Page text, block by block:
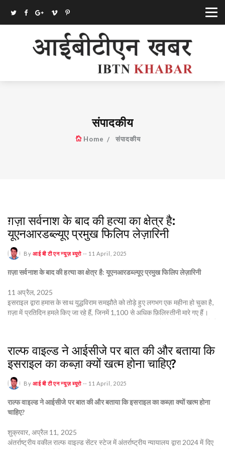
संपादकीय
Home संपादकीय
ग़ज़ा सर्वनाश के बाद की हत्या का क्षेत्र है:
यूएनआरडब्ल्यूए प्रमुख फिलिप लेज़ारिनी
Byआई बी टी एन न्यूज़ ब्यूरो -- 11 April, 2025
ग़ज़ा सर्वनाश के बाद की हत्या का क्षेत्र है: यूएनआरडब्ल्यूए प्रमुख फिलिप लेज़ारिनी
11 अप्रैल, 2025
इसराइल द्वारा हमास के साथ युद्धविराम समझौते को तोड़े हुए लगभग एक महीना हो चुका है,
ग़ज़ा में प्रतिदिन हमले किए जा रहे हैं, जिनमें 1,100 से अधिक फ़िलिस्तीनी मारे गए हैं।
मानवीय कार्यकर्ताओं को भी सीधे निशाना बनाया गया है। 7 अक्टूबर, 2023 से, 400 से
अधिक सहायता कार्यकर्ता मारे गए हैं - उनमें से लगभग 300 संयुक्त राष्ट्र की फ़िलिस्तीनी
राहत एजेंसी, यूएनआरडब्ल्यूए के कर्मचारी थे।
आवश्यक है? और ग़ज़ा में ज़मीनी स्थिति क्या है?
बात करते हैं।
राल्फ वाइल्ड ने आईसीजे पर बात की और बताया कि
इसराइल का कब्ज़ा क्यों खत्म होना चाहिए?
Byआई बी टी एन न्यूज़ ब्यूरो -- 11 April, 2025
राल्फ वाइल्ड ने आईसीजे पर बात की और बताया कि इसराइल का कब्ज़ा क्यों खत्म होना
चाहिए?
शुक्रवार, अप्रैल 11, 2025
अंतर्राष्ट्रीय वकील राल्फ वाइल्ड सेंटर स्टेज में अंतर्राष्ट्रीय न्यायालय द्वारा 2024 में दिए